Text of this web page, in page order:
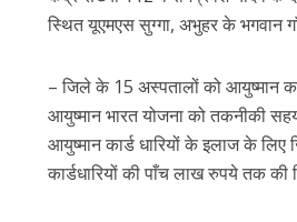
स्थित यूएमएस सुग्गा, अभुहर के भगवान
– जिले के 15 अस्पतालों को आयुष्मान
आयुष्मान भारत योजना को तकनीकी
आयुष्मान कार्ड धारियों के इलाज के
कार्डधारियों की पाँच लाख रुपये तक की